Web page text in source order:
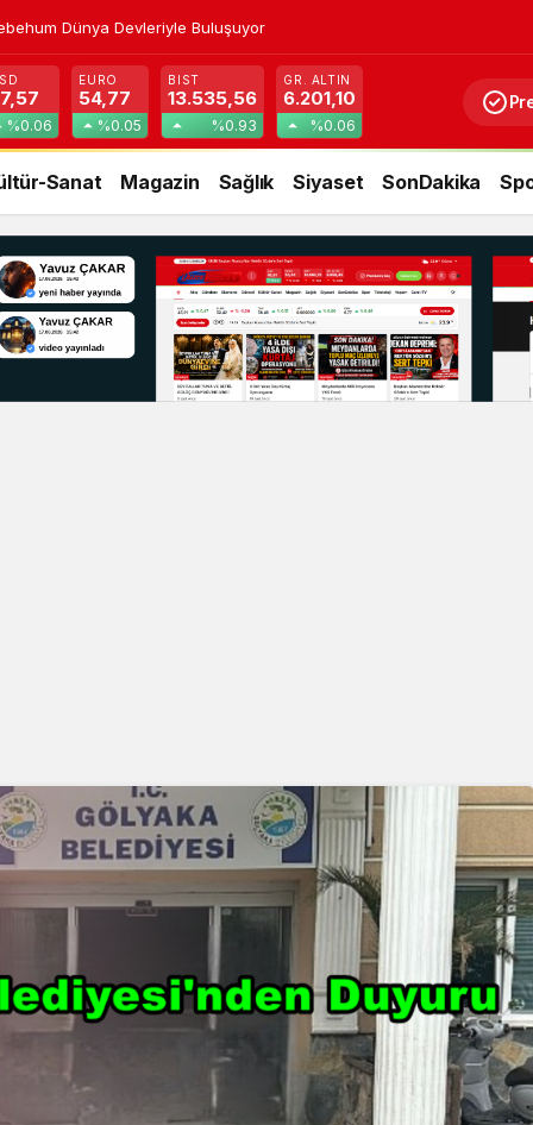
Dünya Devleriyle Buluşuyor
%0.06
EURO
54,77
%0.05
BIST
13.535,56
%0.93
GR. ALTIN
6.201,10
%0.06
Sanat Magazin Sağlık Siyaset SonDakika